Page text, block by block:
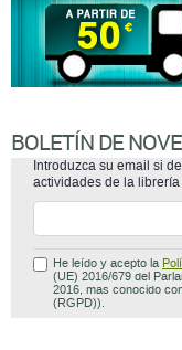
BOLETÍN DE
Introduzca su email si
actividades de la librería
He leído y acepto la
(UE) 2016/679 del
2016, mas conocido
(RGPD)).